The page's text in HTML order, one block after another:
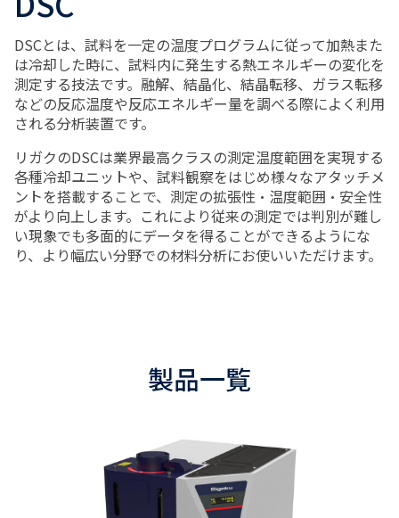
DSCとは、試料を一定の温度プログラムに従って加熱また
は冷却した時に、試料内に発生する熱エネルギーの変化を
測定する技法です。融解、結晶化、結晶転移、ガラス転移
などの反応温度や反応エネルギー量を調べる際によく利用
される分析装置です。
リガクのDSCは業界最高クラスの測定温度範囲を実現する
各種冷却ユニットや、試料観察をはじめ様々なアタッチメ
ントを搭載することで、測定の拡張性・温度範囲・安全性
がより向上します。これにより従来の測定では判別が難し
い現象でも多面的にデータを得ることができるようにな
り、より幅広い分野での材料分析にお使いいただけます。
製品一覧